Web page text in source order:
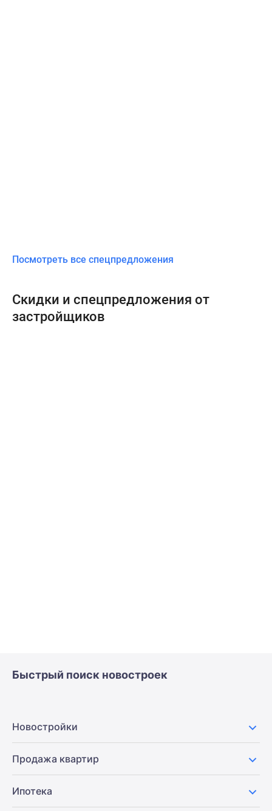
Посмотреть все спецпредложения
Скидки и спецпредложения от
застройщиков
Быстрый поиск новостроек
Новостройки
Продажа квартир
Ипотека